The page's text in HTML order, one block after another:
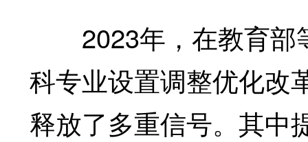
2023年，在教育部
科专业设置调整优化改
释放了多重信号。其中